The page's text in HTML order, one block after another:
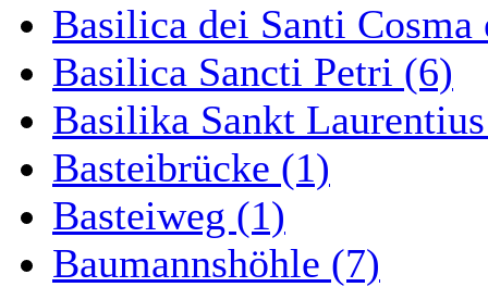
Basilica dei Santi
Basilica Sancti Petri (6)
Basilika Sankt
Basteibrücke (1)
Basteiweg (1)
Baumannshöhle (7)